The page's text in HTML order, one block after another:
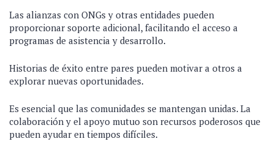
Las alianzas con ONGs y otras entidades pueden
proporcionar soporte adicional, facilitando el acceso a
programas de asistencia y desarrollo.
Historias de éxito entre pares pueden motivar a otros a
explorar nuevas oportunidades.
Es esencial que las comunidades se mantengan unidas. La
colaboración y el apoyo mutuo son recursos poderosos que
pueden ayudar en tiempos difíciles.